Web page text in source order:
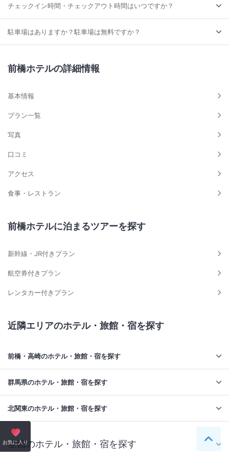
お気に入り ペー
チェックイン時間・チェックアウト時間はいつですか？
駐車場はありますか？駐車場は無料ですか？
前橋ホテルの詳細情報
基本情報
プラン一覧
写真
口コミ
アクセス
食事・レストラン
前橋ホテルに泊まるツアーを探す
新幹線・JR付きプラン
航空券付きプラン
レンタカー付きプラン
近隣エリアのホテル・旅館・宿を探す
前橋・高崎のホテル・旅館・宿を探す
群馬県のホテル・旅館・宿を探す
北関東のホテル・旅館・宿を探す
全国のホテル・旅館・宿を探す